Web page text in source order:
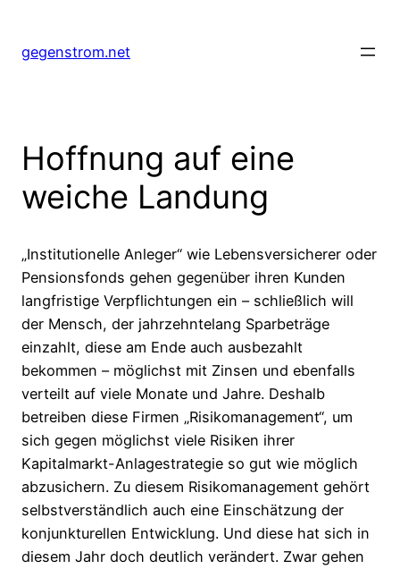
springen
gegenstrom.net
Hoffnung auf eine
weiche Landung
„Institutionelle Anleger“ wie Lebensversicherer oder
Pensionsfonds gehen gegenüber ihren Kunden
langfristige Verpflichtungen ein – schließlich will
der Mensch, der jahrzehntelang Sparbeträge
einzahlt, diese am Ende auch ausbezahlt
bekommen – möglichst mit Zinsen und ebenfalls
verteilt auf viele Monate und Jahre. Deshalb
betreiben diese Firmen „Risikomanagement“, um
sich gegen möglichst viele Risiken ihrer
Kapitalmarkt-Anlagestrategie so gut wie möglich
abzusichern. Zu diesem Risikomanagement gehört
selbstverständlich auch eine Einschätzung der
konjunkturellen Entwicklung. Und diese hat sich in
diesem Jahr doch deutlich verändert. Zwar gehen